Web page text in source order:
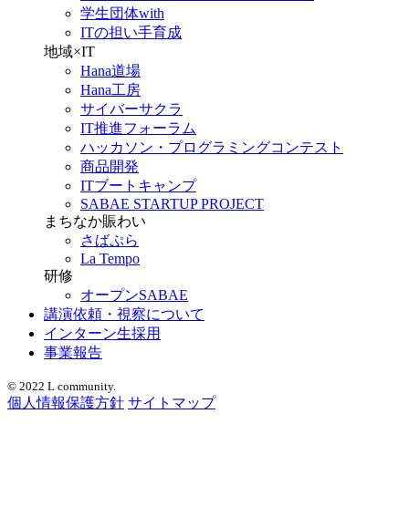
学生団体with
ITの担い手育成
地域×IT
Hana道場
Hana工房
サイバーサクラ
IT推進フォーラム
ハッカソン・プログラミングコンテスト
商品開発
ITブートキャンプ
SABAE STARTUP PROJECT
まちなか賑わい
さばぷら
La Tempo
研修
オープンSABAE
講演依頼・視察について
インターン生採用
事業報告
© 2022 L community.
個人情報保護方針 サイトマップ